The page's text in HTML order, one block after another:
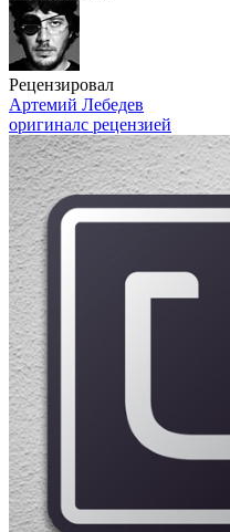
Рецензировал
Артемий Лебедев
оригиналс рецензией